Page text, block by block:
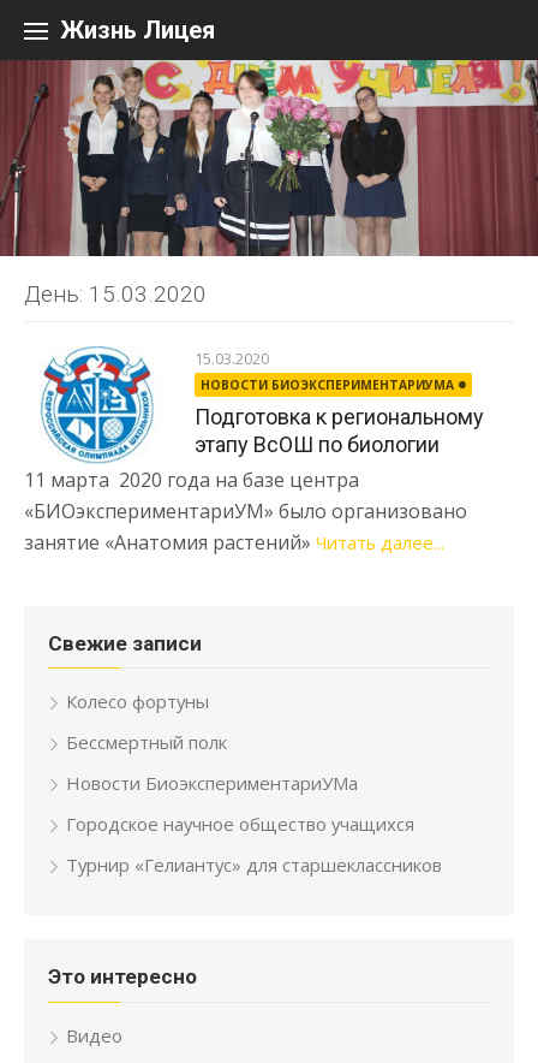
Жизнь Лицея
День: 15.03.2020
15.03.2020
НОВОСТИ БИОЭКСПЕРИМЕНТАРИУМА
Подготовка к региональному
этапу ВсОШ по биологии
11 марта 2020 года на базе центра
«БИОэкспериментариУМ» было организовано
занятие «Анатомия растений» Читать далее...
Свежие записи
Колесо фортуны
Бессмертный полк
Новости БиоэкспериментариУМа
Городское научное общество учащихся
Турнир «Гелиантус» для старшеклассников
Это интересно
Видео